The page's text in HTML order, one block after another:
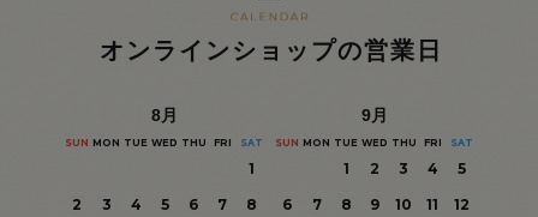
オンラインショップの営業日
8月
SUN MON TUE WED THU FRI SAT
1
2
3 4 5 6 7
8
9月
SUN MON TUE WED THU FRI SAT
1 2 3 4
5
6
7 8 9 10 11
12